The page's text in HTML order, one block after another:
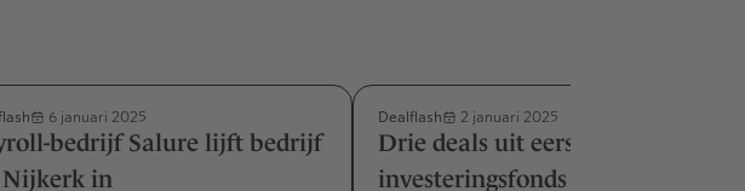
6 januari 2025
bedrijf Salure lijft bedrijf
in
Dealflash 2 januari 2025
Drie deals uit eerste
investeringsfonds Lexar Partners